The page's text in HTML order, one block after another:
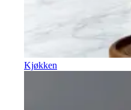
Kjøkken